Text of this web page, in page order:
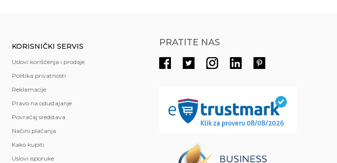
KORISNIČKI SERVIS
Uslovi korišćenja i prodaje
Politika privatnosti
Reklamacije
Pravo na odustajanje
Povraćaj sredstava
Načini plaćanja
Kako kupiti
Uslovi isporuke
PRATITE NAS